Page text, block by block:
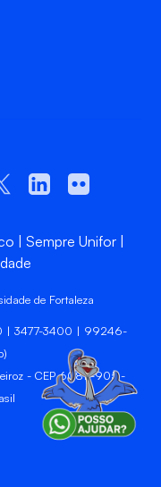
Sempre Unifor
de Fortaleza
| 3477-3400 | 99246-
- CEP 60811-905 -